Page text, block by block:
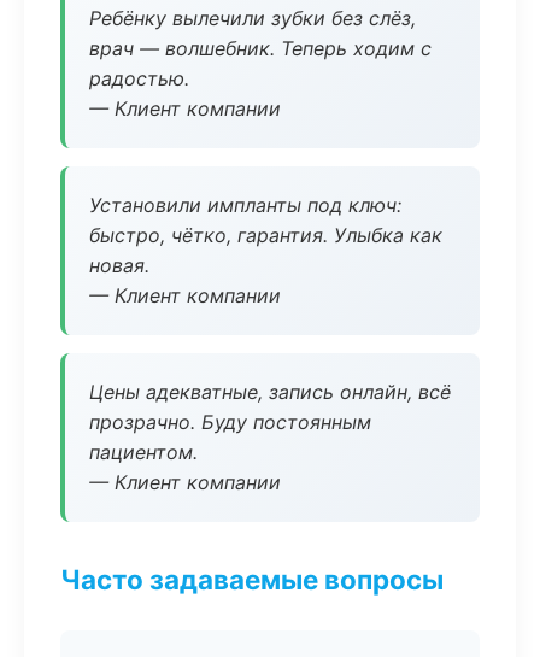
Ребёнку вылечили зубки без слёз,
врач — волшебник. Теперь ходим с
радостью.
— Клиент компании
Установили импланты под ключ:
быстро, чётко, гарантия. Улыбка как
новая.
— Клиент компании
Цены адекватные, запись онлайн, всё
прозрачно. Буду постоянным
пациентом.
— Клиент компании
Часто задаваемые вопросы